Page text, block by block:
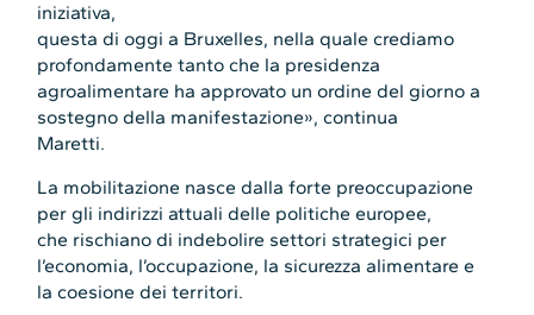
iniziativa,
questa di oggi a Bruxelles, nella quale crediamo
profondamente tanto che la presidenza
agroalimentare ha approvato un ordine del giorno a
sostegno della manifestazione», continua
Maretti.
La mobilitazione nasce dalla forte preoccupazione
per gli indirizzi attuali delle politiche europee,
che rischiano di indebolire settori strategici per
l’economia, l’occupazione, la sicurezza alimentare e
la coesione dei territori.